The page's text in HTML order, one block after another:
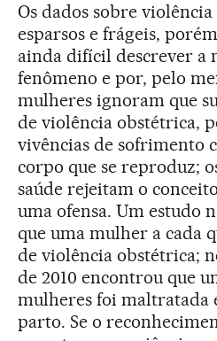
Os dados sobre
esparsos e frágeis,
ainda difícil descrever a
fenômeno e por, pelo
mulheres ignoram que
de violência obstétrica,
vivências de sofrimento
corpo que se reproduz;
saúde rejeitam o
uma ofensa. Um estudo
que uma mulher a cada
de violência obstétrica;
de 2010 encontrou que
mulheres foi maltratada
parto. Se o